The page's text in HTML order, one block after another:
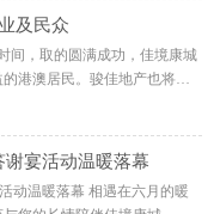
及民众
间，取的圆满成功，佳境康城
港澳居民。骏佳地产也将继
学习并贯彻新思想，做有利
宴活动温暖落幕
相遇在六月的暖